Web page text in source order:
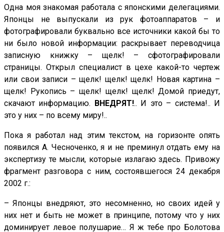
Одна моя знакомая работала с японскими делегациями.
Японцы не выпускали из рук фотоаппаратов – и
фотографировали буквально все источники какой бы то
ни было новой информации: раскрывает переводчица
записную книжку – щелк! – сфотографировали
страницы. Открыл специалист в цехе какой-то чертеж
или свои записи – щелк! щелк! щелк! Новая картина –
щелк! Рукопись – щелк! щелк! щелк! Домой приедут,
скачают информацию.
ВНЕДРЯТ!.. И это – система!.. И
это у них – по всему миру!..
Пока я работал над этим текстом, на горизонте опять
появился А. Чесноченко, я и не преминул отдать ему на
экспертизу те мысли, которые излагаю здесь. Привожу
фрагмент разговора с ним, состоявшегося 24 декабря
2002 г.:
– Японцы внедряют, это несомненно, но своих идей у
них нет и быть не может в принципе, потому что у них
доминирует левое полушарие… Я ж тебе про Болотова